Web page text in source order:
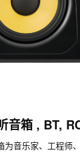
音箱 , BT,
为音乐家、工程师